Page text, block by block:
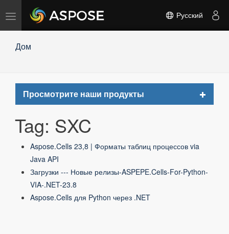
Переключить
навигацию
Русский
Дом
Просмотрите наши продукты
Toggle
Tag: SXC
Aspose.Cells 23,8 | Форматы таблиц процессов via
Java API
Загрузки --- Новые релизы-ASPEPE.Cells-For-Python-
VIA-.NET-23.8
Aspose.Cells для Python через .NET